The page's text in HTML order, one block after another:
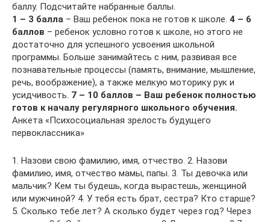
баллу. Подсчитайте набранные баллы.
1 – 3 балла – Ваш ребенок пока не готов к школе. 4 – 6
баллов – ребенок условно готов к школе, но этого не
достаточно для успешного усвоения школьной
программы. Больше занимайтесь с ним, развивая все
познавательные процессы (память, внимание, мышление,
речь, воображение), а также мелкую моторику рук и
усидчивость. 7 – 10 баллов – Ваш ребенок полностью
готов к началу регулярного школьного обучения.
Анкета «Психосоциальная зрелость будущего
первоклассника»
1. Назови свою фамилию, имя, отчество. 2. Назови
фамилию, имя, отчество мамы, папы. 3. Ты девочка или
мальчик? Кем ты будешь, когда вырастешь, женщиной
или мужчиной? 4. У тебя есть брат, сестра? Кто старше?
5. Сколько тебе лет? А сколько будет через год? Через